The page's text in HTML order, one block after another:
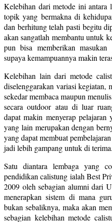
Kelebihan dari metode ini antara
topik yang bermakna di
dan berhitung telah pasti begitu
akan sangatlah membantu untuk
pun bisa memberikan
supaya kemampuannya makin
Kelebihan lain dari metode
diselenggarakan variasi kegiatan,
sekedar membaca maupun
secara outdoor atau di luar
dapat makin menyerap
yang lain merupakan dengan
yang dapat membuat
jadi lebih gampang untuk di terima.
Satu diantara lembaga yang
pendidikan calistung ialah Best
2009 oleh sebagian alumni dari
menerapkan sistem di mana
bukan sebaliknya, maka akan
sebagian kelebihan metode